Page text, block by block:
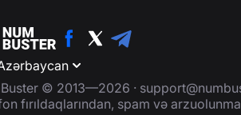
© 2013—2026 ·
fırıldaqlarından, spam və